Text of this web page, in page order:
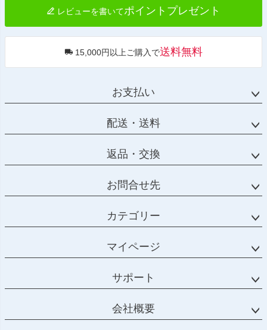
PRN002407-002409-123
PRN002407-002409-124
レビューを書いてポイントプレゼント
15,000円以上ご購入で送料無料
お支払い
配送・送料
返品・交換
お問合せ先
カテゴリー
マイページ
サポート
会社概要